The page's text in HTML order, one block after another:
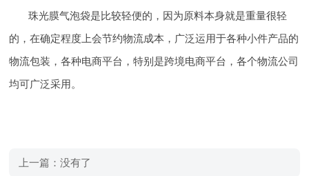
珠光膜气泡袋是比较轻便的，因为原料本身就是重量很轻
的，在确定程度上会节约物流成本，广泛运用于各种小件产品的
物流包装，各种电商平台，特别是跨境电商平台，各个物流公司
均可广泛采用。
上一篇：没有了